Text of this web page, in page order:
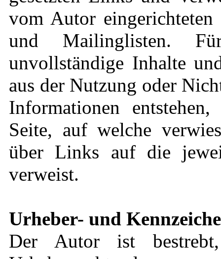
vom Autor eingerichteten
und Mailinglisten.
unvollständige Inhalte
aus der Nutzung oder
Informationen
Seite, auf welche
über Links auf die
verweist.
Urheber- und
Der Autor ist